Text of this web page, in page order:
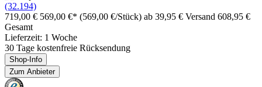
(32.194)
719,00 € 569,00 €* (569,00 €/Stück) ab 39,95 € Versand 608,95 €
Gesamt
Lieferzeit: 1 Woche
30 Tage kostenfreie Rücksendung
Shop-Info
Zum Anbieter